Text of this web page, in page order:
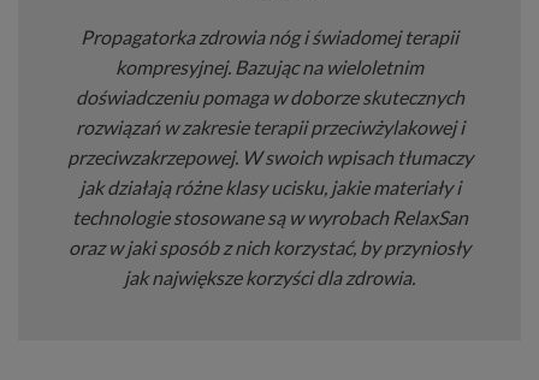
Propagatorka zdrowia nóg i świadomej terapii
kompresyjnej. Bazując na wieloletnim
doświadczeniu pomaga w doborze skutecznych
rozwiązań w zakresie terapii przeciwżylakowej i
przeciwzakrzepowej. W swoich wpisach tłumaczy
jak działają różne klasy ucisku, jakie materiały i
technologie stosowane są w wyrobach RelaxSan
oraz w jaki sposób z nich korzystać, by przyniosły
jak największe korzyści dla zdrowia.